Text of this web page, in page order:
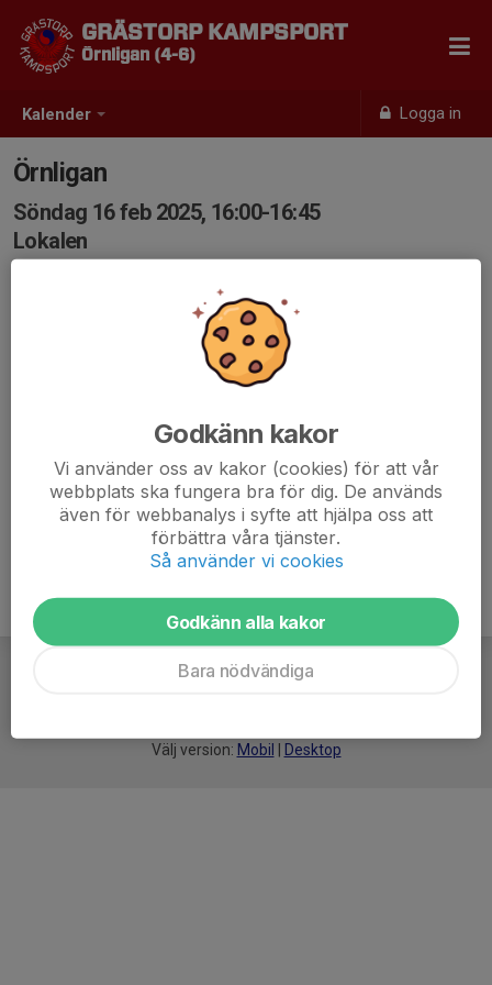
Kalender Logga in
GRÄSTORP KAMPSPORT
Örnligan (4-6)
Örnligan
Söndag 16 feb 2025, 16:00-16:45
Lokalen
Välj version: Mobil Desktop
Godkänn kakor
Vi använder oss av kakor (cookies) för att vår
webbplats ska fungera bra för dig. De används
även för webbanalys i syfte att hjälpa oss att
förbättra våra tjänster.
Så använder vi cookies
Godkänn alla kakor
Bara nödvändiga